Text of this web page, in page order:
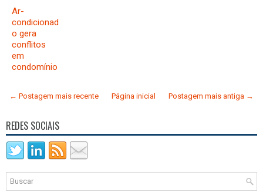
Ar-
condicionad
o gera
conflitos
em
condomínio
← Postagem mais recente Postagem mais antiga →
Página inicial
REDES SOCIAIS